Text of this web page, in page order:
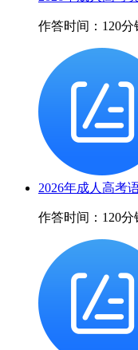
作答时间：120分
2026年成人高考
作答时间：120分